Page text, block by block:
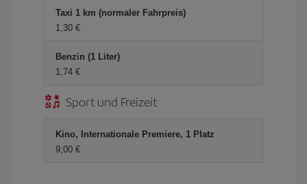
Taxi 1 km (normaler Fahrpreis)
1,30 €
Benzin (1 Liter)
1,74 €
Sport und Freizeit
Kino, Internationale Premiere, 1 Platz
9,00 €